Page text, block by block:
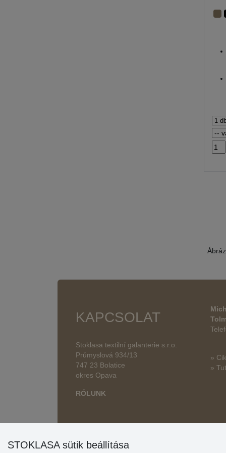
KAPCSOLAT
Stoklasa textilní galanterie s.r.o.
Průmyslová 934/13
747 23 Bolatice
okres Opava
RÓLUNK
»
»
STOKLASA sütik beállítása